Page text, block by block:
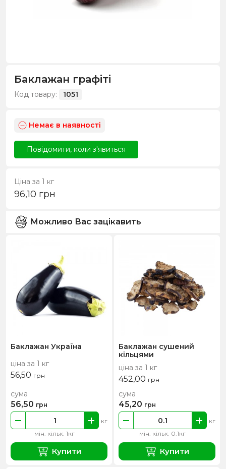
Баклажан графіті
Код товару: 1051
Немає в наявності
Повідомити, коли з'явиться
Ціна за 1 кг
96,10 грн
Можливо Вас зацікавить
Баклажан Україна
ціна за 1 кг
56,50 грн
мін. кільк. 1кг
кг
сума
56,50 грн
Купити
Баклажан сушений
кільцями
ціна за 1 кг
452,00 грн
мін. кільк. 0.1кг
кг
сума
45,20 грн
Купити